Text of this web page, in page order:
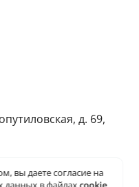
д. 69,
вы даетесогласие на